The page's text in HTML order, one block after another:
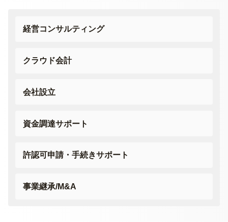
経営コンサルティング
クラウド会計
会社設立
資金調達サポート
許認可申請・手続きサポート
事業継承/M&A